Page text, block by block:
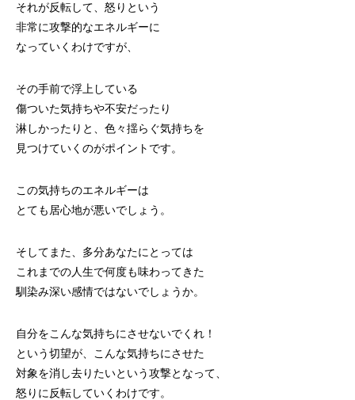
それが反転して、怒りという
非常に攻撃的なエネルギーに
なっていくわけですが、
その手前で浮上している
傷ついた気持ちや不安だったり
淋しかったりと、色々揺らぐ気持ちを
見つけていくのがポイントです。
この気持ちのエネルギーは
とても居心地が悪いでしょう。
そしてまた、多分あなたにとっては
これまでの人生で何度も味わってきた
馴染み深い感情ではないでしょうか。
自分をこんな気持ちにさせないでくれ！
という切望が、こんな気持ちにさせた
対象を消し去りたいという攻撃となって、
怒りに反転していくわけです。